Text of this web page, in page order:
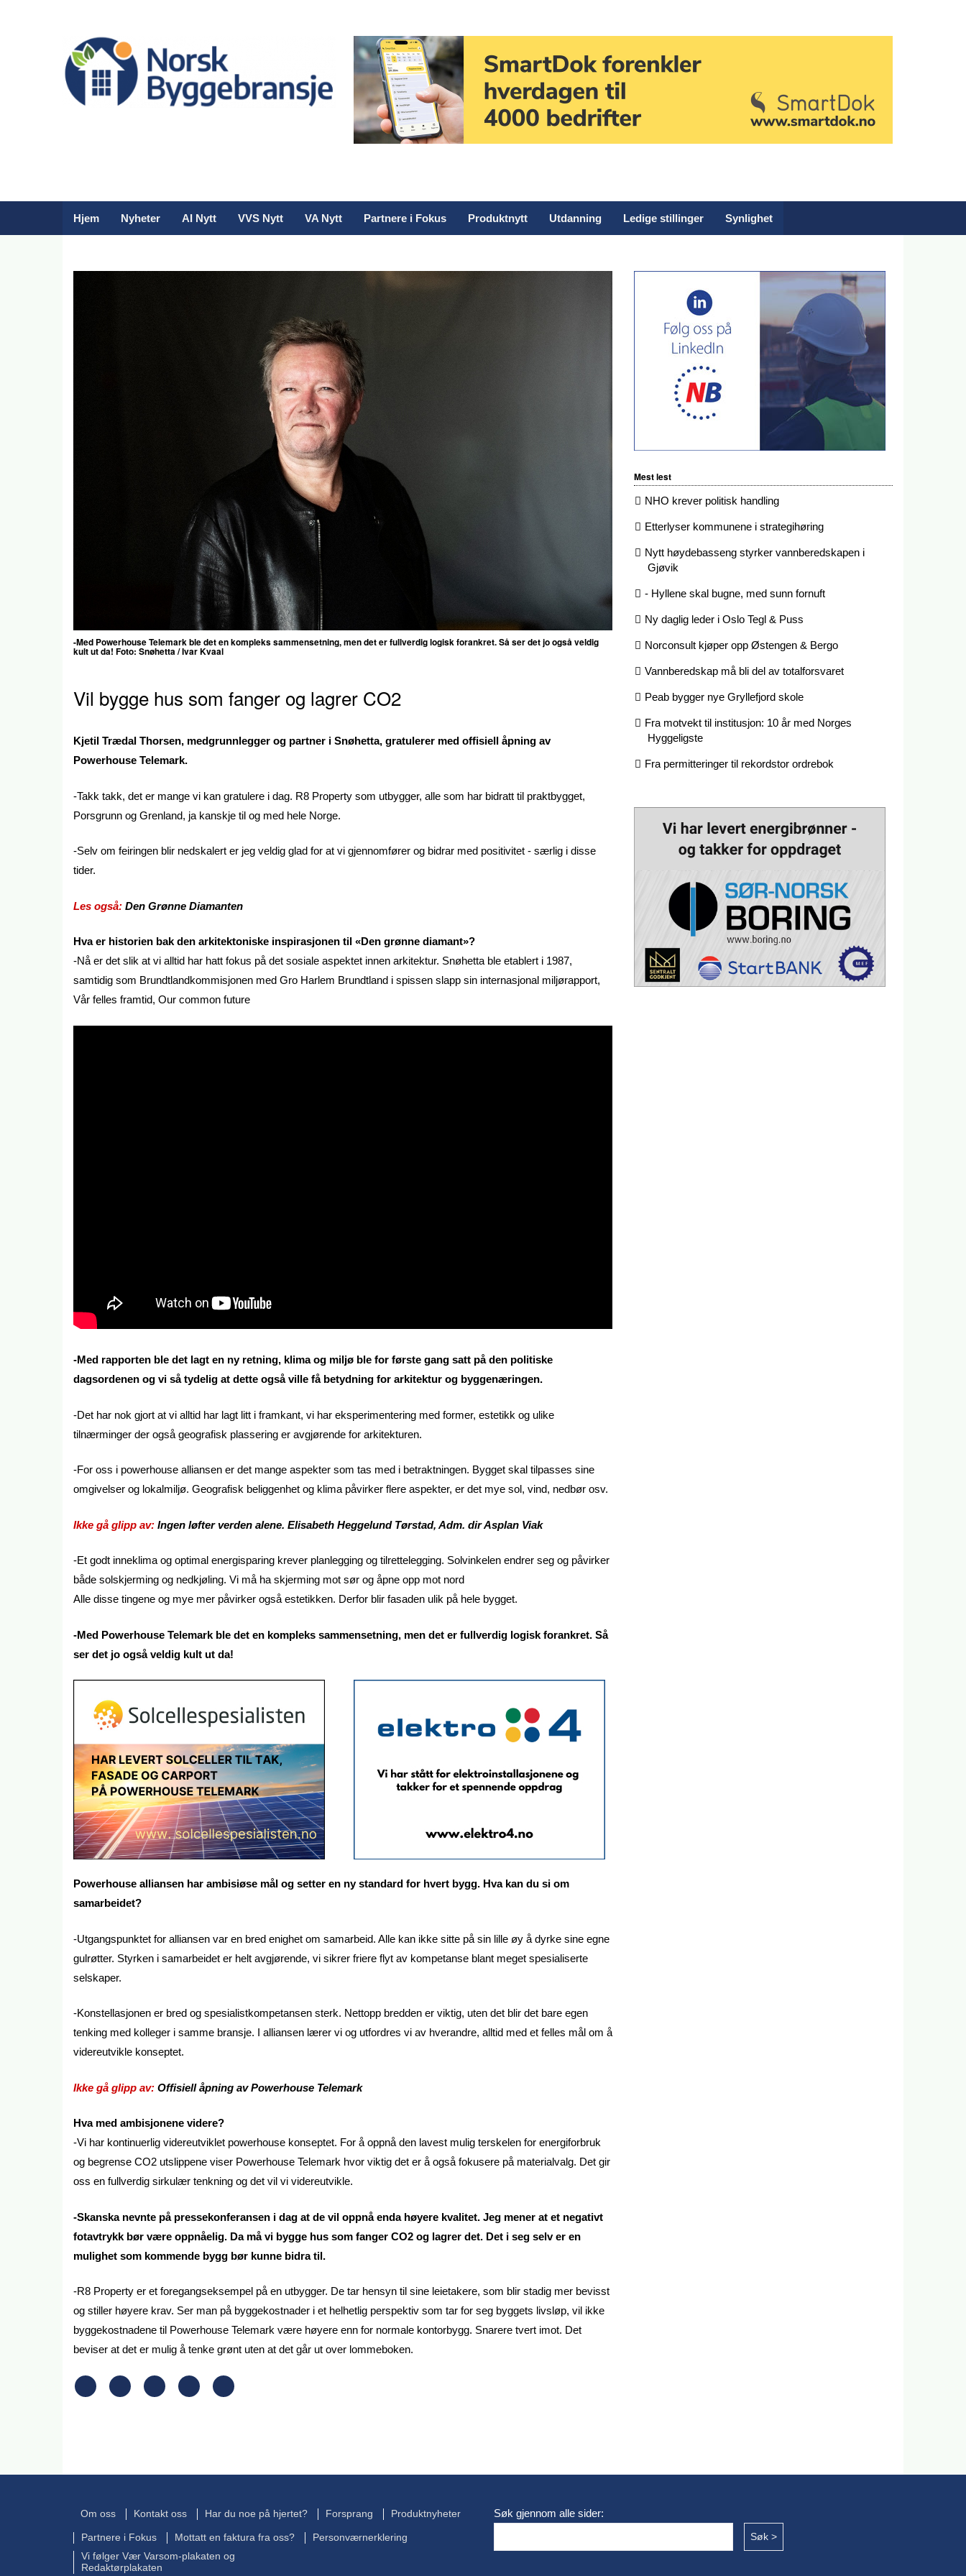
Hjem Nyheter AI Nytt VVS Nytt VA Nytt Partnere i Fokus Produktnytt Utdanning Ledige stillinger Synlighet
-Med Powerhouse Telemark ble det en kompleks sammensetning, men det er fullverdig logisk forankret. Så ser det jo også veldig
kult ut da! Foto: Snøhetta / Ivar Kvaal
Vil bygge hus som fanger og lagrer CO2
Kjetil Trædal Thorsen, medgrunnlegger og partner i Snøhetta, gratulerer med offisiell åpning av
Powerhouse Telemark.
-Takk takk, det er mange vi kan gratulere i dag. R8 Property som utbygger, alle som har bidratt til praktbygget,
Porsgrunn og Grenland, ja kanskje til og med hele Norge.
-Selv om feiringen blir nedskalert er jeg veldig glad for at vi gjennomfører og bidrar med positivitet - særlig i disse
tider.
Les også: Den Grønne Diamanten
Hva er historien bak den arkitektoniske inspirasjonen til «Den grønne diamant»?
-Nå er det slik at vi alltid har hatt fokus på det sosiale aspektet innen arkitektur. Snøhetta ble etablert i 1987,
samtidig som Brundtlandkommisjonen med Gro Harlem Brundtland i spissen slapp sin internasjonal miljørapport,
Vår felles framtid, Our common future
-Med rapporten ble det lagt en ny retning, klima og miljø ble for første gang satt på den politiske
dagsordenen og vi så tydelig at dette også ville få betydning for arkitektur og byggenæringen.
-Det har nok gjort at vi alltid har lagt litt i framkant, vi har eksperimentering med former, estetikk og ulike
tilnærminger der også geografisk plassering er avgjørende for arkitekturen.
-For oss i powerhouse alliansen er det mange aspekter som tas med i betraktningen. Bygget skal tilpasses sine
omgivelser og lokalmiljø. Geografisk beliggenhet og klima påvirker flere aspekter, er det mye sol, vind, nedbør osv.
Ikke gå glipp av: Ingen løfter verden alene. Elisabeth Heggelund Tørstad, Adm. dir Asplan Viak
-Et godt inneklima og optimal energisparing krever planlegging og tilrettelegging. Solvinkelen endrer seg og påvirker
både solskjerming og nedkjøling. Vi må ha skjerming mot sør og åpne opp mot nord
Alle disse tingene og mye mer påvirker også estetikken. Derfor blir fasaden ulik på hele bygget.
-Med Powerhouse Telemark ble det en kompleks sammensetning, men det er fullverdig logisk forankret. Så
ser det jo også veldig kult ut da!
Powerhouse alliansen har ambisiøse mål og setter en ny standard for hvert bygg. Hva kan du si om
samarbeidet?
-Utgangspunktet for alliansen var en bred enighet om samarbeid. Alle kan ikke sitte på sin lille øy å dyrke sine egne
gulrøtter. Styrken i samarbeidet er helt avgjørende, vi sikrer friere flyt av kompetanse blant meget spesialiserte
selskaper.
-Konstellasjonen er bred og spesialistkompetansen sterk. Nettopp bredden er viktig, uten det blir det bare egen
tenking med kolleger i samme bransje. I alliansen lærer vi og utfordres vi av hverandre, alltid med et felles mål om å
videreutvikle konseptet.
Ikke gå glipp av: Offisiell åpning av Powerhouse Telemark
Hva med ambisjonene videre?
-Vi har kontinuerlig videreutviklet powerhouse konseptet. For å oppnå den lavest mulig terskelen for energiforbruk
og begrense CO2 utslippene viser Powerhouse Telemark hvor viktig det er å også fokusere på materialvalg. Det gir
oss en fullverdig sirkulær tenkning og det vil vi videreutvikle.
-Skanska nevnte på pressekonferansen i dag at de vil oppnå enda høyere kvalitet. Jeg mener at et negativt
fotavtrykk bør være oppnåelig. Da må vi bygge hus som fanger CO2 og lagrer det. Det i seg selv er en
mulighet som kommende bygg bør kunne bidra til.
-R8 Property er et foregangseksempel på en utbygger. De tar hensyn til sine leietakere, som blir stadig mer bevisst
og stiller høyere krav. Ser man på byggekostnader i et helhetlig perspektiv som tar for seg byggets livsløp, vil ikke
byggekostnadene til Powerhouse Telemark være høyere enn for normale kontorbygg. Snarere tvert imot. Det
beviser at det er mulig å tenke grønt uten at det går ut over lommeboken.
Mest lest
NHO krever politisk handling
Etterlyser kommunene i strategihøring
Nytt høydebasseng styrker vannberedskapen i
Gjøvik
- Hyllene skal bugne, med sunn fornuft
Ny daglig leder i Oslo Tegl & Puss
Norconsult kjøper opp Østengen & Bergo
Vannberedskap må bli del av totalforsvaret
Peab bygger nye Gryllefjord skole
Fra motvekt til institusjon: 10 år med Norges
Hyggeligste
Fra permitteringer til rekordstor ordrebok
Om oss Kontakt oss Har du noe på hjertet? Forsprang Produktnyheter
Partnere i Fokus Mottatt en faktura fra oss?
Personværnerklering
Vi følger Vær Varsom-plakaten og
Redaktørplakaten
Søk gjennom alle sider: